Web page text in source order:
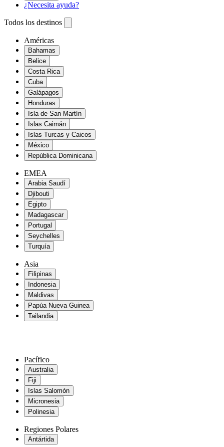
¿Necesita ayuda?
Todos los destinos
Américas
Bahamas
Belice
Costa Rica
Cuba
Galápagos
Honduras
Isla de San Martín
Islas Caimán
Islas Turcas y Caicos
México
República Dominicana
EMEA
Arabia Saudí
Djibouti
Egipto
Madagascar
Portugal
Seychelles
Turquía
Asia
Filipinas
Indonesia
Maldivas
Papúa Nueva Guinea
Tailandia
Pacífico
Australia
Fiji
Islas Salomón
Micronesia
Polinesia
Regiones Polares
Antártida